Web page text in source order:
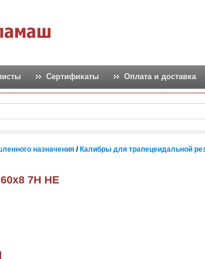
Сертификаты Оплата и доставка
назначения / Калибры для трапецеидальной
7H НЕ